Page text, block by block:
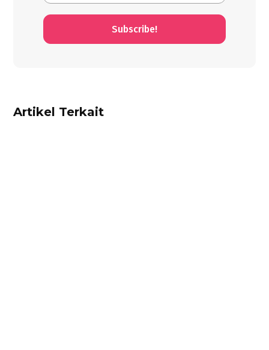
Subscribe!
Artikel Terkait